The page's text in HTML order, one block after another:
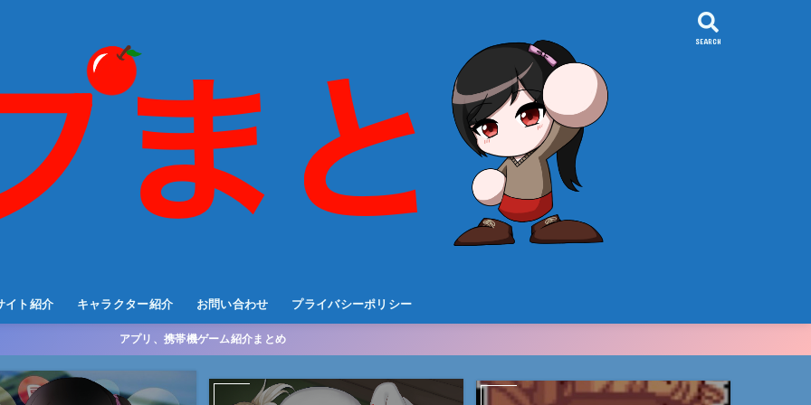
イト紹介 キャラクター紹介 お問い合わせ プライバシーポリシー
SEARCH
アプリ、携帯機ゲーム紹介まとめ